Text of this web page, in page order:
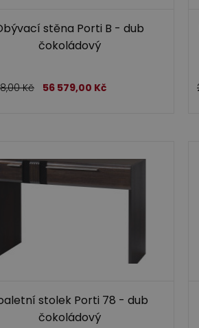
stěna Porti B - dub
čokoládový
Kč 56 579,00 Kč
stolek Porti 78 - dub
čokoládový